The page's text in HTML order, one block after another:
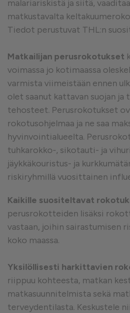
malariariskistä ja siitä,
matkustavalta
Tiedot perustuvat THL:n
Matkailijan perusrokotukset
voimassa jo kotimaassa
varmista viimeistään ennen
olet saanut kattavan suojan
tehosteet. Perusrokotukset
rokotusohjelmaa ja ne saa
hyvinvointialueelta.
tuhkarokko-, sikotauti- ja
jäykkäkouristus- ja
riskiryhmillä vuosittainen
Kaikille suositeltavat
perusrokotteiden lisäksi
vastaan, joihin sairastumisen
koko maassa.
Yksilöllisesti harkittavien
riippuu kohteesta, matkan
matkasuunnitelmista sekä
terveydentilasta. Keskustele